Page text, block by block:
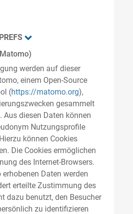
werden auf dieser
einem Open-Source
(https://matomo.org),
gesammelt
Aus diesen Daten können
Nutzungsprofile
können Cookies
Die Cookies ermöglichen
des Internet-Browsers.
Daten werden
erteilte Zustimmung des
dazu benutzt, den Besucher
zu identifizieren